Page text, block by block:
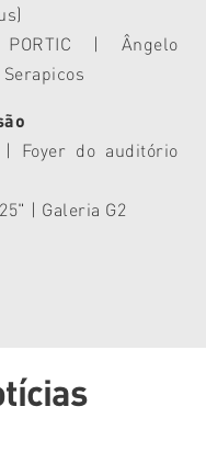
)
| Ângelo
Foyer do auditório
| Galeria G2